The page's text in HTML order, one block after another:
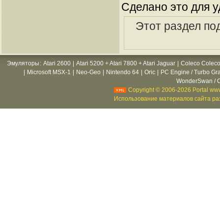
Сделано это для
Этот раздел
Эмуляторы : Atari 2600 Atari 5200 + Atari 7800 + Atari Jaguar
Coleco
Microsoft MSX-1 Neo-Geo Nintendo 64 Oric
PC Engine / Turbo
WonderSwan /
Copyright © 2006-2026 Portal
Использование материалов сайта